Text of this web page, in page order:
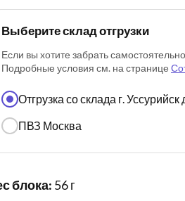
Выберите склад отгрузки
Если вы хотите забрать
Подробные условия см. на странице
Отгрузка со склада г.
ПВЗ Москва
блока: 56 г